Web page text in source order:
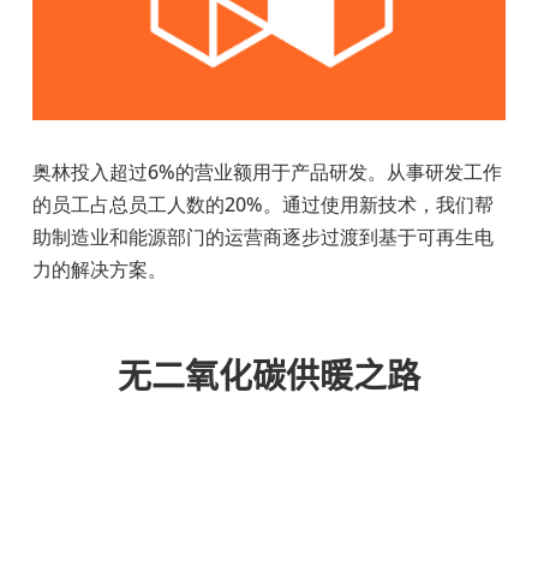
奥林投入超过6%的营业额用于产品研发。从事研发工作
的员工占总员工人数的20%。通过使用新技术，我们帮
助制造业和能源部门的运营商逐步过渡到基于可再生电
力的解决方案。
无二氧化碳供暖之路